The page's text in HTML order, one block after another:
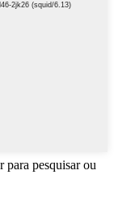
para pesquisar ou